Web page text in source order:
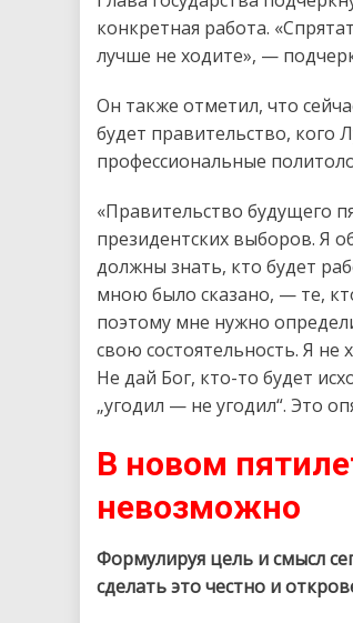
конкретная работа.
лучше не ходите», —
Он также отметил, что
будет правительство, кого
профессиональные
«Правительство будущего
президентских выборов. Я
должны знать, кто будет
мною было сказано, — те,
поэтому мне нужно
свою состоятельность. Я
Не дай Бог, кто-то будет
„угодил — не угодил“. Это
В новом
невозможно
Формулируя цель и смысл
сделать это честно и